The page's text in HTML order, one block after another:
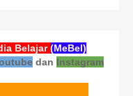
Belajar(MeBel)
dan Instagram